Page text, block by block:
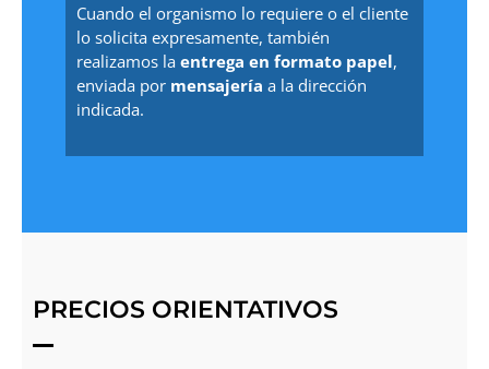
Cuando el organismo lo requiere o el cliente
lo solicita expresamente, también
realizamos la entrega en formato papel,
enviada por mensajería a la dirección
indicada.
PRECIOS ORIENTATIVOS